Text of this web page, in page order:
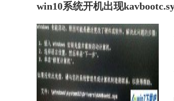
win10系统开机出现